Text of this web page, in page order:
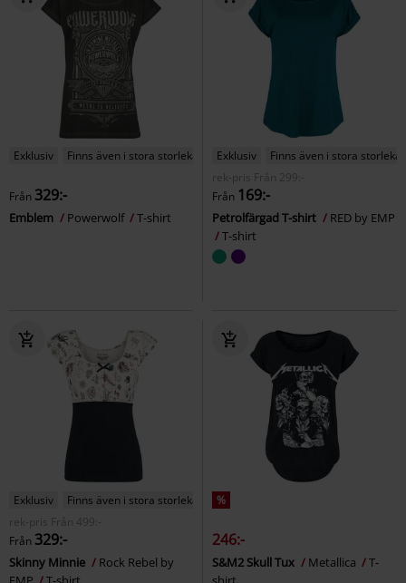
Exklusiv Finns även i stora storlekar
Från 329:-
Emblem Powerwolf T-shirt
Exklusiv
Finns även i stora storlekar
rek-pris
Från 299:-
Från 169:-
Petrolfärgad T-shirt
RED by EMP
T-shirt
Exklusiv
Finns även i stora storlekar
rek-pris
Från
499:-
Från 329:-
Skinny Minnie
Rock Rebel by
%
246:-
S&M2 Skull Tux Metallica
T-